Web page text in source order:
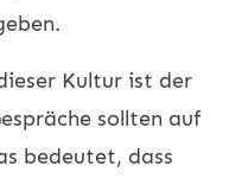
Kultur ist der
sollten auf
bedeutet, dass